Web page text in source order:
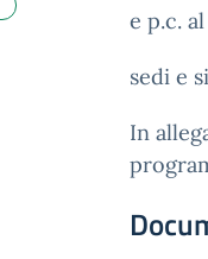
e p.c.
sedi e
In